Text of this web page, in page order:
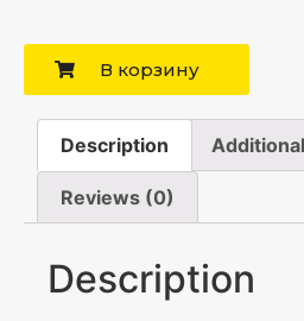
В корзину
Description
Reviews (0)
Description